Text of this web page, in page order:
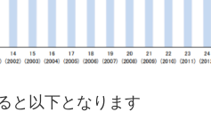
と以下となります